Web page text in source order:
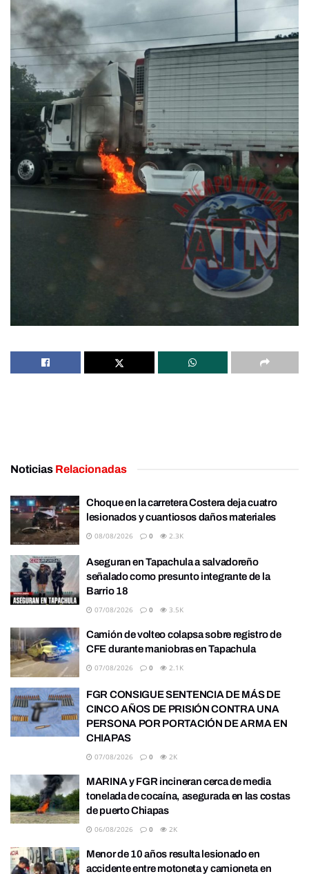
Noticias Relacionadas
Choque en la carretera Costera deja cuatro
lesionados y cuantiosos daños materiales
08/08/2026 0 2.3K
Aseguran en Tapachula a salvadoreño
señalado como presunto integrante de la
Barrio 18
07/08/2026 0 3.5K
Camión de volteo colapsa sobre registro de
CFE durante maniobras en Tapachula
07/08/2026 0 2.1K
FGR CONSIGUE SENTENCIA DE MÁS DE
CINCO AÑOS DE PRISIÓN CONTRA UNA
PERSONA POR PORTACIÓN DE ARMA EN
CHIAPAS
07/08/2026 0 2K
MARINA y FGR incineran cerca de media
tonelada de cocaína, asegurada en las costas
de puerto Chiapas
06/08/2026 0 2K
Menor de 10 años resulta lesionado en
accidente entre motoneta y camioneta en